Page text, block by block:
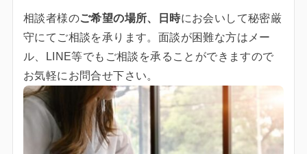
相談者様のご希望の場所、日時にお会いして秘密厳
守にてご相談を承ります。面談が困難な方はメー
ル、LINE等でもご相談を承ることができますので
お気軽にお問合せ下さい。